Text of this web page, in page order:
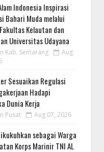
Indonesia Inspirasi
Bahari Muda melalui
Kelautan dan
Universitas Udayana
Kab. Semarang
Aug
Sesuaikan Regulasi
Hadapi
Dunia Kerja
Pusat Aug 07, 2026
sebagai Warga
Korps Marinir TNI AL